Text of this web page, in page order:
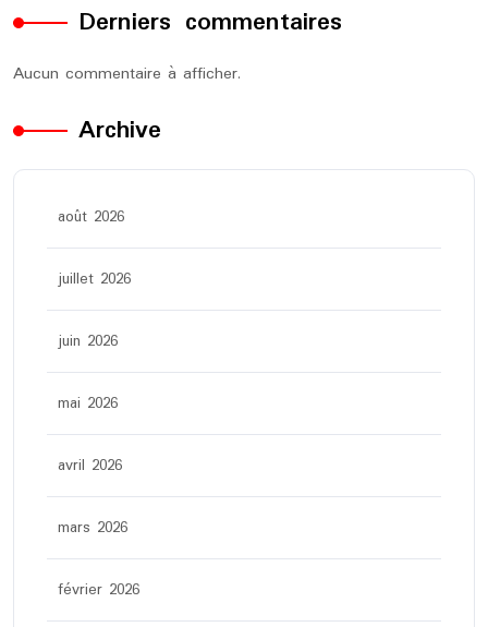
Derniers commentaires
Aucun commentaire à afficher.
Archive
août 2026
juillet 2026
juin 2026
mai 2026
avril 2026
mars 2026
février 2026